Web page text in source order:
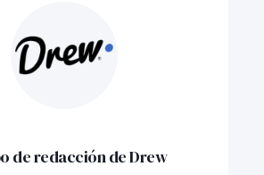
de redacción de Drew